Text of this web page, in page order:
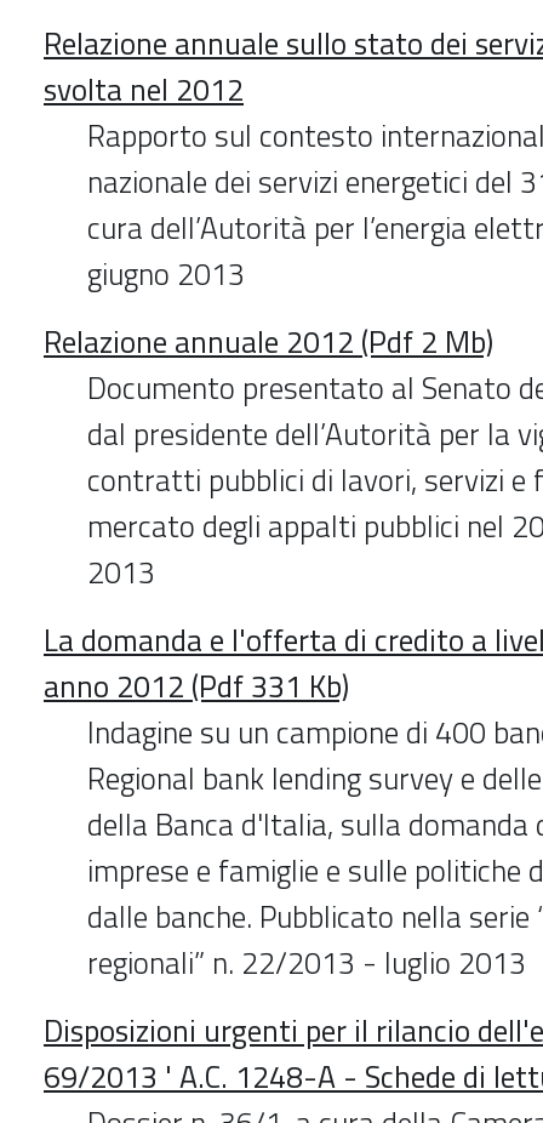
Relazione annuale sullo stato dei
svolta nel 2012
Rapporto sul contesto
nazionale dei servizi energetici del
cura dell’Autorità per l’energia
giugno 2013
Relazione annuale 2012 (Pdf 2 Mb)
Documento presentato al Senato
dal presidente dell’Autorità per la
contratti pubblici di lavori, servizi e
mercato degli appalti pubblici nel
2013
La domanda e l'offerta di credito a
anno 2012 (Pdf 331 Kb)
Indagine su un campione di 400
Regional bank lending survey e
della Banca d'Italia, sulla
imprese e famiglie e sulle
dalle banche. Pubblicato nella serie
regionali” n. 22/2013 - luglio 2013
Disposizioni urgenti per il rilancio
69/2013 ' A.C. 1248-A - Schede di